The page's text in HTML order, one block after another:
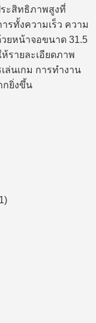
ระสิทธิภาพสูงที่
รทั้งความเร็ว ความ
ยหน้าจอขนาด 31.5
ห้รายละเอียดภาพ
ล่นเกม การทำงาน
กยิ่งขึ้น